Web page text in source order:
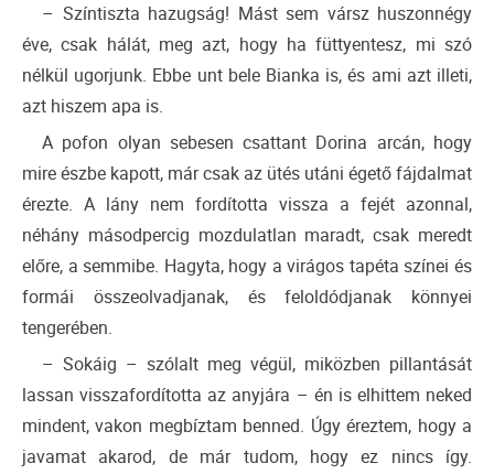
– Színtiszta hazugság! Mást sem vársz huszonnégy
éve, csak hálát, meg azt, hogy ha füttyentesz, mi szó
nélkül ugorjunk. Ebbe unt bele Bianka is, és ami azt illeti,
azt hiszem apa is.
A pofon olyan sebesen csattant Dorina arcán, hogy
mire észbe kapott, már csak az ütés utáni égető fájdalmat
érezte. A lány nem fordította vissza a fejét azonnal,
néhány másodpercig mozdulatlan maradt, csak meredt
előre, a semmibe. Hagyta, hogy a virágos tapéta színei és
formái összeolvadjanak, és feloldódjanak könnyei
tengerében.
– Sokáig – szólalt meg végül, miközben pillantását
lassan visszafordította az anyjára – én is elhittem neked
mindent, vakon megbíztam benned. Úgy éreztem, hogy a
javamat akarod, de már tudom, hogy ez nincs így.